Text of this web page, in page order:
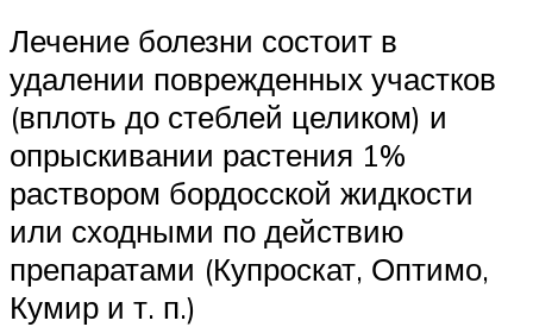
Лечение болезни состоит в
удалении поврежденных участков
(вплоть до стеблей целиком) и
опрыскивании растения 1%
раствором бордосской жидкости
или сходными по действию
препаратами (Купроскат, Оптимо,
Кумир и т. п.)